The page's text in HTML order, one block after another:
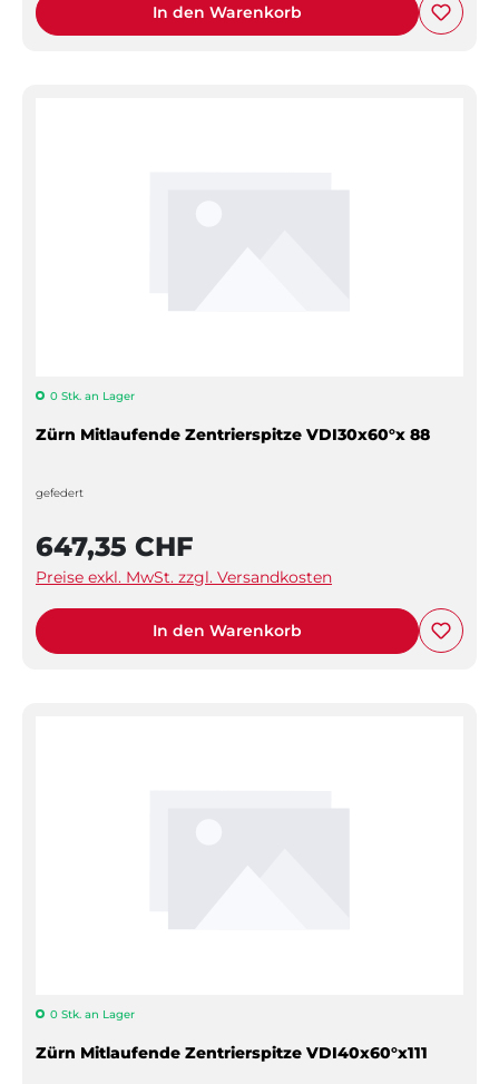
In den Warenkorb
0 Stk. an Lager
Zürn Mitlaufende Zentrierspitze VDI30x60°x 88
gefedert
647,35 CHF
Preise exkl. MwSt. zzgl. Versandkosten
In den Warenkorb
0 Stk. an Lager
Zürn Mitlaufende Zentrierspitze VDI40x60°x111